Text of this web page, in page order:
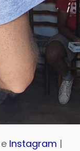
e Instagram |